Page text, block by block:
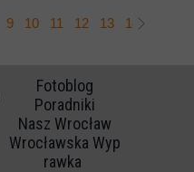
9 10 11 12 13 14
Fotoblog
Poradniki
Nasz Wrocław
Wrocławska Wyp
rawka